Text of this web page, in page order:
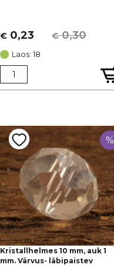
€0,30
Algne
hind
oli:
€ 0,30.
€ 0,23
Current
price
is:
€ 0,23.
Laos: 18
%
Kristallhelmes 10 mm, auk 1
mm. Värvus- läbipaistev